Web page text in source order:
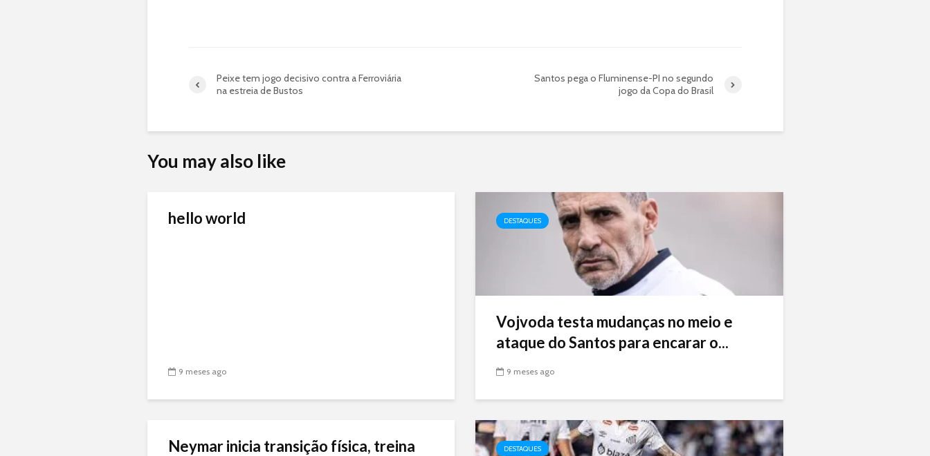
Peixe tem jogo decisivo contra a Ferroviária
na estreia de Bustos
Santos pega o Fluminense-PI no segundo
jogo da Copa do Brasil
You may also like
hello world
9 meses ago
DESTAQUES
Vojvoda testa mudanças no meio e
ataque do Santos para encarar o...
9 meses ago
Neymar inicia transição física, treina
DESTAQUES